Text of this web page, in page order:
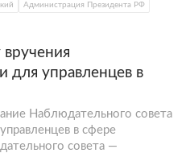
Администрация Президента РФ
вручения
для управленцев в
Наблюдательного совета
в сфере
совета —